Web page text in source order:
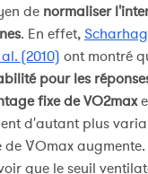
de normaliser
. En effet,
(2010) ont montré
pour les
fixe de VO2max
d'autant plus
V̇Omax augmente.
que le seuil